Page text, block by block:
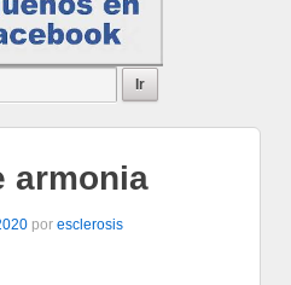
armonia
por esclerosis